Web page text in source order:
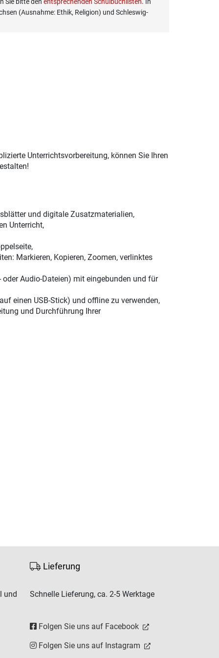
(Ausnahme: Ethik, Religion) und Schleswig-
Unterrichtsvorbereitung, können Sie Ihren
und digitale Zusatzmaterialien,
Unterricht,
Markieren, Kopieren, Zoomen, verlinktes
Audio-Dateien) mit eingebunden und für
einen USB-Stick) und offline zu verwenden,
und Durchführung Ihrer
und
Lieferung
Schnelle Lieferung, ca. 2-5 Werktage
Folgen Sie uns auf Facebook
Folgen Sie uns auf Instagram